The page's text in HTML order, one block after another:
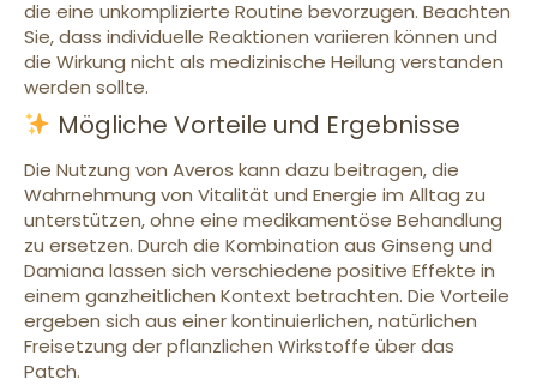
die eine unkomplizierte Routine bevorzugen. Beachten
Sie, dass individuelle Reaktionen variieren können und
die Wirkung nicht als medizinische Heilung verstanden
werden sollte.
Mögliche Vorteile und Ergebnisse
Die Nutzung von Averos kann dazu beitragen, die
Wahrnehmung von Vitalität und Energie im Alltag zu
unterstützen, ohne eine medikamentöse Behandlung
zu ersetzen. Durch die Kombination aus Ginseng und
Damiana lassen sich verschiedene positive Effekte in
einem ganzheitlichen Kontext betrachten. Die Vorteile
ergeben sich aus einer kontinuierlichen, natürlichen
Freisetzung der pflanzlichen Wirkstoffe über das
Patch.